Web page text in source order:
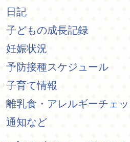
日記
子どもの成長記録
妊娠状況
予防接種スケジュール
子育て情報
離乳食・アレルギーチェ
通知など